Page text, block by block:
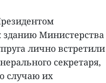
зданию Министерства
лично встретили
секретаря,
случаю их